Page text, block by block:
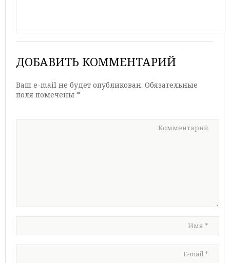
ДОБАВИТЬ КОММЕНТАРИЙ
Ваш e-mail не будет опубликован. Обязательные
поля помечены *
Комментарий
Имя*
E-mail*